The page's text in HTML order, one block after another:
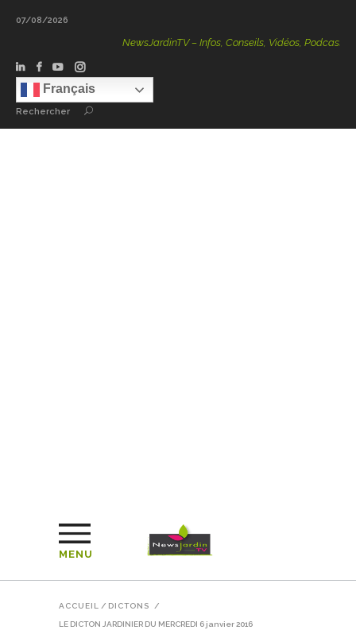
07/08/2026
NewsJardinTV – Infos, Conseils, Vidéos, Podcasts – 100
Français
Rechercher
MENU
ACCUEIL / DICTONS /
LE DICTON JARDINIER DU MERCREDI 6 janvier 2016